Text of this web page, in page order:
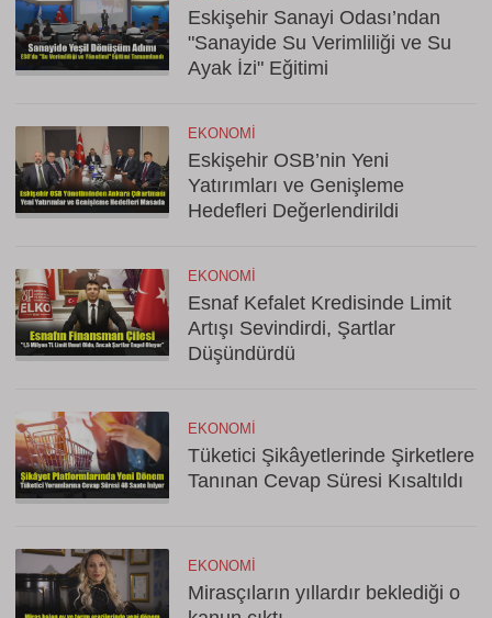
Eskişehir Sanayi Odası’ndan
"Sanayide Su Verimliliği ve Su
Ayak İzi" Eğitimi
EKONOMI
Eskişehir OSB’nin Yeni
Yatırımları ve Genişleme
Hedefleri Değerlendirildi
EKONOMI
Esnaf Kefalet Kredisinde Limit
Artışı Sevindirdi, Şartlar
Düşündürdü
EKONOMI
Tüketici Şikâyetlerinde Şirketlere
Tanınan Cevap Süresi Kısaltıldı
EKONOMI
Mirasçıların yıllardır beklediği o